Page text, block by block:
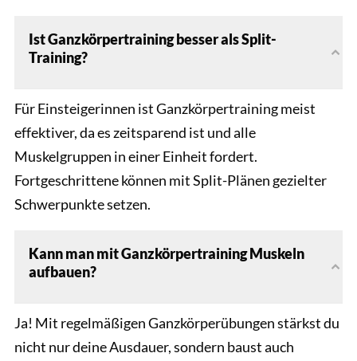
Ist Ganzkörpertraining besser als Split-
Training?
Für Einsteigerinnen ist Ganzkörpertraining meist
effektiver, da es zeitsparend ist und alle
Muskelgruppen in einer Einheit fordert.
Fortgeschrittene können mit Split-Plänen gezielter
Schwerpunkte setzen.
Kann man mit Ganzkörpertraining Muskeln
aufbauen?
Ja! Mit regelmäßigen Ganzkörperübungen stärkst du
nicht nur deine Ausdauer, sondern baust auch